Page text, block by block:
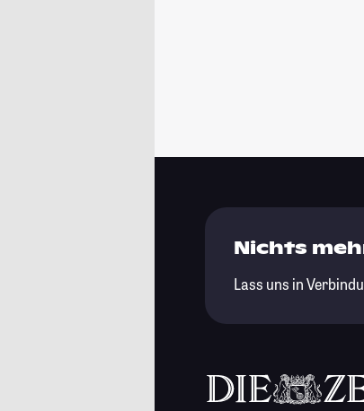
Nichts
Lass uns in